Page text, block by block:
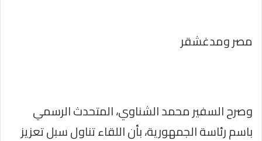
مصر ومدغشقر
وصرح السفير محمد الشناوي، المتحدث الرسمي
باسم رئاسة الجمهورية، بأن اللقاء تناول سبل تعزيز